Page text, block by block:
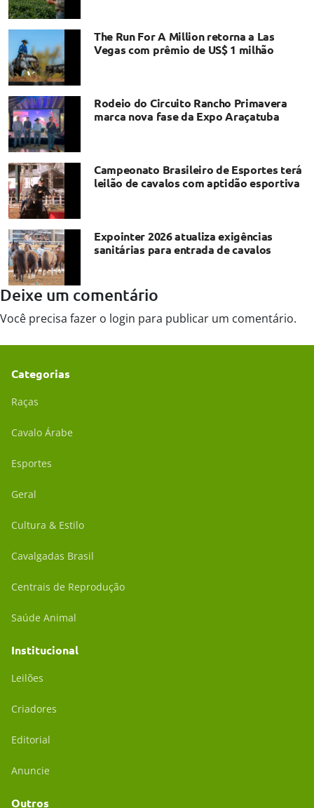
The Run For A Million retorna a Las
Vegas com prêmio de US$ 1 milhão
Rodeio do Circuito Rancho Primavera
marca nova fase da Expo Araçatuba
Campeonato Brasileiro de Esportes terá
leilão de cavalos com aptidão esportiva
Expointer 2026 atualiza exigências
sanitárias para entrada de cavalos
Deixe um comentário
Você precisa fazer o login para publicar um comentário.
Categorias
Raças
Cavalo Árabe
Esportes
Geral
Cultura & Estilo
Cavalgadas Brasil
Centrais de Reprodução
Saúde Animal
Institucional
Leilões
Criadores
Editorial
Anuncie
Outros